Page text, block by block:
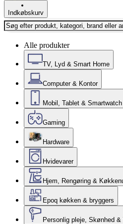
Indkøbskurv
Alle produkter
TV, Lyd & Smart Home
Computer & Kontor
Mobil, Tablet & Smartwatch
Gaming
Hardware
Hvidevarer
Hjem, Rengøring &
Epoq køkken & bryggers
Personlig pleje, Skønhed